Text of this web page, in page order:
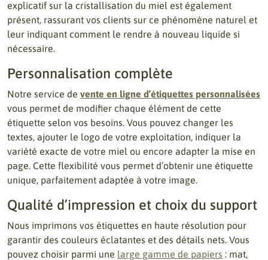
explicatif sur la cristallisation du miel est également
présent, rassurant vos clients sur ce phénomène naturel et
leur indiquant comment le rendre à nouveau liquide si
nécessaire.
Personnalisation complète
Notre service de vente en ligne d’étiquettes personnalisées
vous permet de modifier chaque élément de cette
étiquette selon vos besoins. Vous pouvez changer les
textes, ajouter le logo de votre exploitation, indiquer la
variété exacte de votre miel ou encore adapter la mise en
page. Cette flexibilité vous permet d’obtenir une étiquette
unique, parfaitement adaptée à votre image.
Qualité d’impression et choix du support
Nous imprimons vos étiquettes en haute résolution pour
garantir des couleurs éclatantes et des détails nets. Vous
pouvez choisir parmi une large gamme de papiers : mat,